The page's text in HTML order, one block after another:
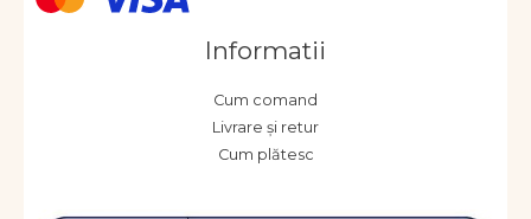
Informatii
Cum comand
Livrare și retur
Cum plătesc